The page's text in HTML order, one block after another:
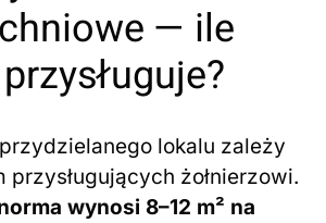
— ile
lokalu zależy
przysługujących żołnierzowi.
wynosi 8–12 m² na